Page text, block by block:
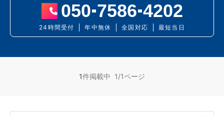
050 7586 4202
24時間受付 年中無休 全国対応 最短当日
1件掲載中 1/1ページ